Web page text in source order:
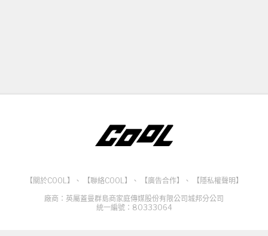
【關於COOL】 、 【聯絡COOL】 、 【廣告合作】 、
【隱私權聲明】
廠商：英屬蓋曼群島商家庭傳媒股份有限公司城邦分公司
統一編號：80333064